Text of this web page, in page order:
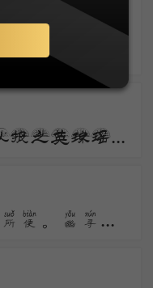
美人赠我金错刀，何以报之英琼瑶。路远莫致倚逍遥，何为怀忧心烦劳。 我所思兮在桂林，欲往从之湘水深。
深沉既可喜，旷荡亦所便。幽寻未云毕，墟落生晚烟。归来记所历，耿耿清不眠。道人亦未寝，孤灯同夜禅。